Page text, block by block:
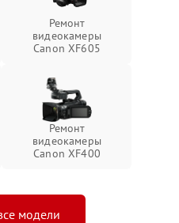
Ремонт
видеокамеры
Canon XF605
Ремонт
видеокамеры
Canon XF400
модели